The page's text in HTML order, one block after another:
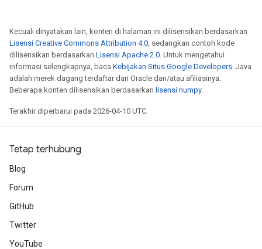
Kecuali dinyatakan lain, konten di halaman ini dilisensikan berdasarkan
Lisensi Creative Commons Attribution 4.0, sedangkan contoh kode
dilisensikan berdasarkan Lisensi Apache 2.0. Untuk mengetahui
informasi selengkapnya, baca Kebijakan Situs Google Developers. Java
adalah merek dagang terdaftar dari Oracle dan/atau afiliasinya.
Beberapa konten dilisensikan berdasarkan lisensi numpy.
Terakhir diperbarui pada 2026-04-10 UTC.
Tetap terhubung
Blog
Forum
GitHub
Twitter
YouTube